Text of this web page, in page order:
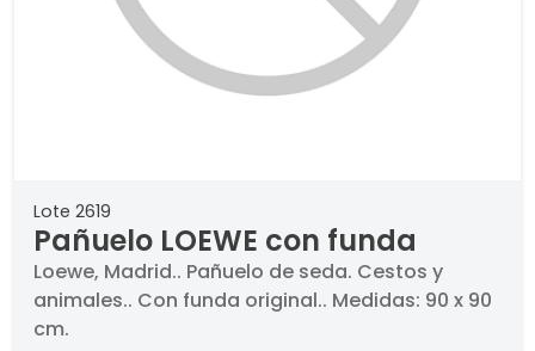
Lote 2619
Pañuelo LOEWE con funda
Loewe, Madrid.. Pañuelo de seda. Cestos y
animales.. Con funda original.. Medidas: 90 x 90
cm.